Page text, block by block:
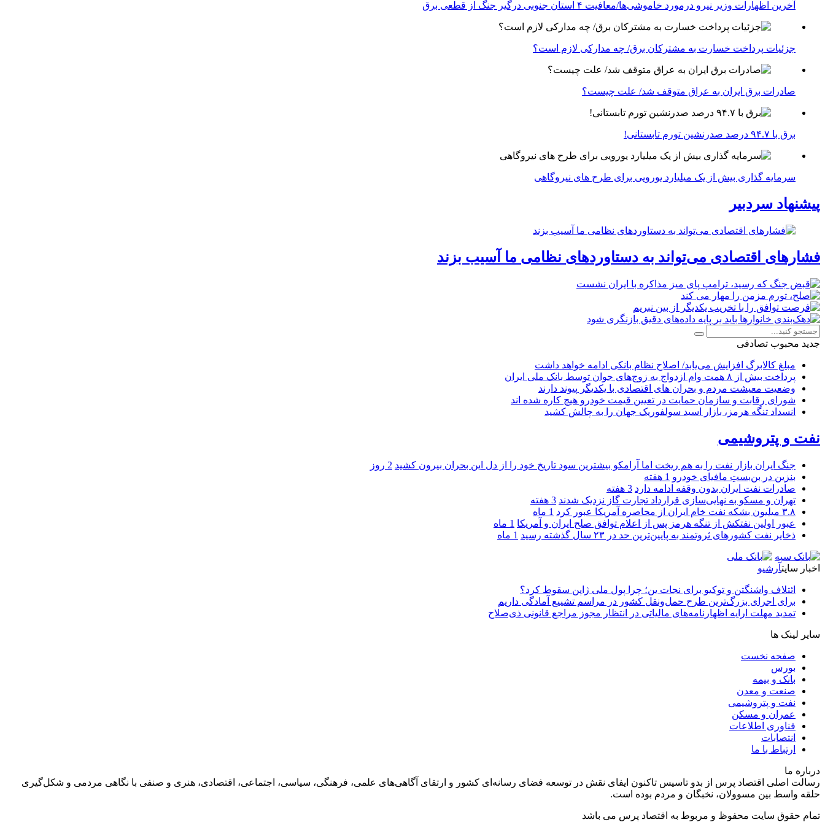
آخرین اظهارات وزیر نیرو درمورد خاموشی‌ها/معافیت ۴ استان جنوبی درگیر جنگ از قطعی برق
جزئیات پرداخت خسارت به مشترکان برق/ چه مدارکی لازم است؟
صادرات برق ایران به عراق متوقف شد/ علت چیست؟
برق با ۹۴.۷ درصد صدرنشین تورم تابستانی!
سرمایه گذاری بیش از یک میلیارد یورویی برای طرح های نیروگاهی
پیشنهاد سردبیر
فشارهای اقتصادی می‌تواند به دستاوردهای نظامی ما آسیب بزند
جدید محبوب تصادفی
مبلغ کالابرگ افزایش می‌یابد/ اصلاح نظام بانکی ادامه خواهد داشت
پرداخت بیش از ۸ همت وام ازدواج به زوج‌های جوان توسط بانک ملی ایران
وضعیت معیشت مردم و بحران های اقتصادی با یکدیگر پیوند دارند
شورای رقابت و سازمان حمایت در تعیین قیمت خودرو هیچ کاره شده اند
انسداد تنگه هرمز، بازار اسید سولفوریک جهان را به چالش کشید
نفت و پتروشیمی
جنگ ایران بازار نفت را به هم ریخت اما آرامکو بیشترین سود تاریخ خود را از دل این بحران بیرون کشید 2 روز
بنزین در بن‌بستِ مافیای خودرو 1 هفته
صادرات نفت ایران بدون وقفه ادامه دارد 3 هفته
تهران و مسکو به نهایی‌سازی قرارداد تجارت گاز نزدیک شدند 3 هفته
۳.۸ میلیون بشکه نفت خام ایران از محاصره آمریکا عبور کرد
1 ماه
عبور اولین نفتکش از تنگه هرمز پس از اعلام توافق صلح ایران و آمریکا 1 ماه
ذخایر نفت کشورهای ثروتمند به پایین‌ترین حد در ۲۳ سال گذشته رسید
1 ماه
اخبار سایتآرشیو
ائتلاف واشنگتن و توکیو برای نجات ین؛ چرا پول ملی ژاپن سقوط کرد؟
برای اجرای بزرگ‌ترین طرح حمل‌ونقل کشور در مراسم تشییع آمادگی داریم
تمدید مهلت ارایه اظهارنامه‌های مالیاتی در انتظار مجوز مراجع قانونی ذی‌‏صلاح
سایر لینک ها
صفحه نخست
بورس
بانک و بیمه
صنعت و معدن
نفت و پتروشیمی
عمران و مسکن
فناوری اطلاعات
انتصابات
ارتباط با ما
درباره ما
رسالت اصلی اقتصاد پرس از بدو تاسیس تاکنون ایفای نقش در توسعه فضای رسانه‌ای کشور و ارتقای آگاهی‌های علمی، فرهنگی، سیاسی، اجتماعی، اقتصادی، هنری و صنفی با نگاهی مردمی و شکل‌گیری
حلقه واسط بین مسوولان، نخبگان و مردم بوده است.
تمام حقوق سایت محفوظ و مربوط به اقتصاد پرس می باشد